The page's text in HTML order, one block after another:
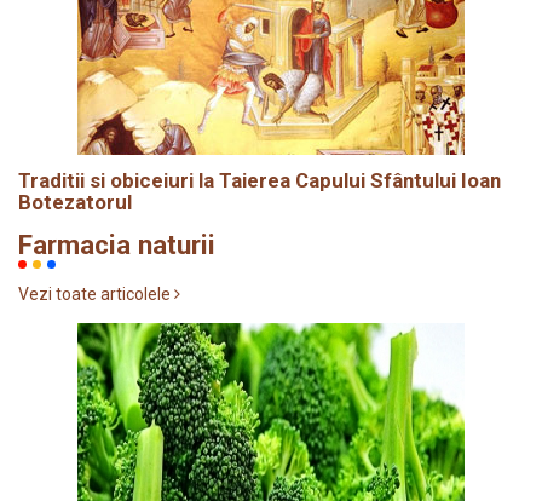
Traditii si obiceiuri la Taierea Capului Sfântului Ioan
Botezatorul
Farmacia naturii
Vezi toate articolele